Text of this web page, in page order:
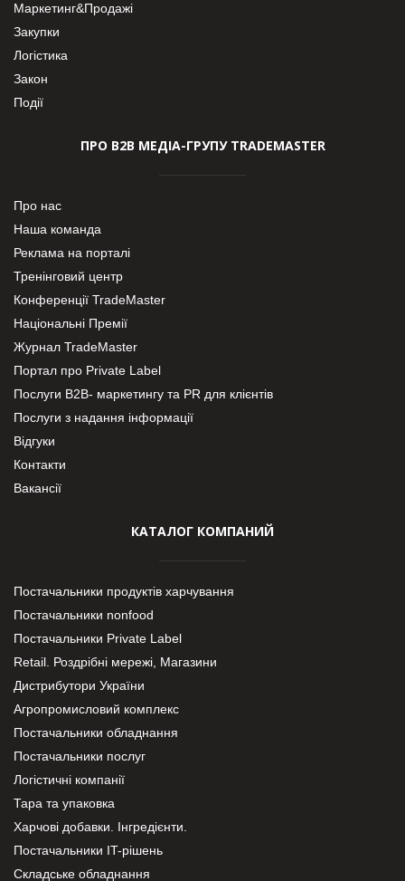
Маркетинг&Продажі
Закупки
Логістика
Закон
Події
ПРО В2В МЕДІА-ГРУПУ TRADEMASTER
Про нас
Наша команда
Реклама на порталі
Тренінговий центр
Конференції TradeMaster
Національні Премії
Журнал TradeMaster
Портал про Private Label
Послуги В2В- маркетингу та PR для клієнтів
Послуги з надання інформації
Відгуки
Контакти
Вакансії
КАТАЛОГ КОМПАНИЙ
Постачальники продуктів харчування
Постачальники nonfood
Постачальники Private Label
Retail. Роздрібні мережі, Магазини
Дистрибутори України
Агропромисловий комплекс
Постачальники обладнання
Постачальники послуг
Логістичні компанії
Тара та упаковка
Харчові добавки. Інгредієнти.
Постачальники IT-рішень
Складське обладнання